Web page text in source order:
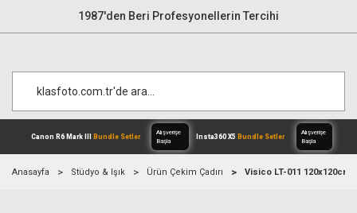
1987'den Beri Profesyonellerin Tercihi
Anasayfa Stüdyo & Işık Ürün Çekim Çadırı Visico LT-011 120x120cm